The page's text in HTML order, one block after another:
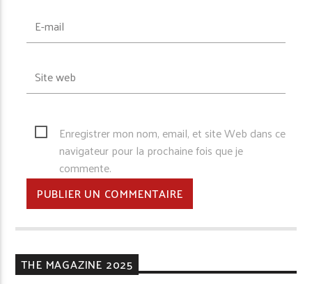
Enregistrer mon nom, email, et site Web dans ce
navigateur pour la prochaine fois que je
commente.
THE MAGAZINE 2025